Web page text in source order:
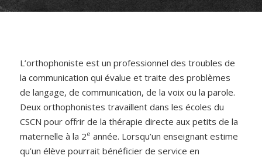
L’orthophoniste est un professionnel des troubles de
la communication qui évalue et traite des problèmes
de langage, de communication, de la voix ou la parole.
Deux orthophonistes travaillent dans les écoles du
CSCN pour offrir de la thérapie directe aux petits de la
maternelle à la 2e année. Lorsqu’un enseignant estime
qu’un élève pourrait bénéficier de service en